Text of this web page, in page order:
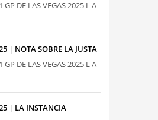
GP DE LAS VEGAS 2025 L A
| NOTA SOBRE LA JUSTA
GP DE LAS VEGAS 2025 L A
| LA INSTANCIA